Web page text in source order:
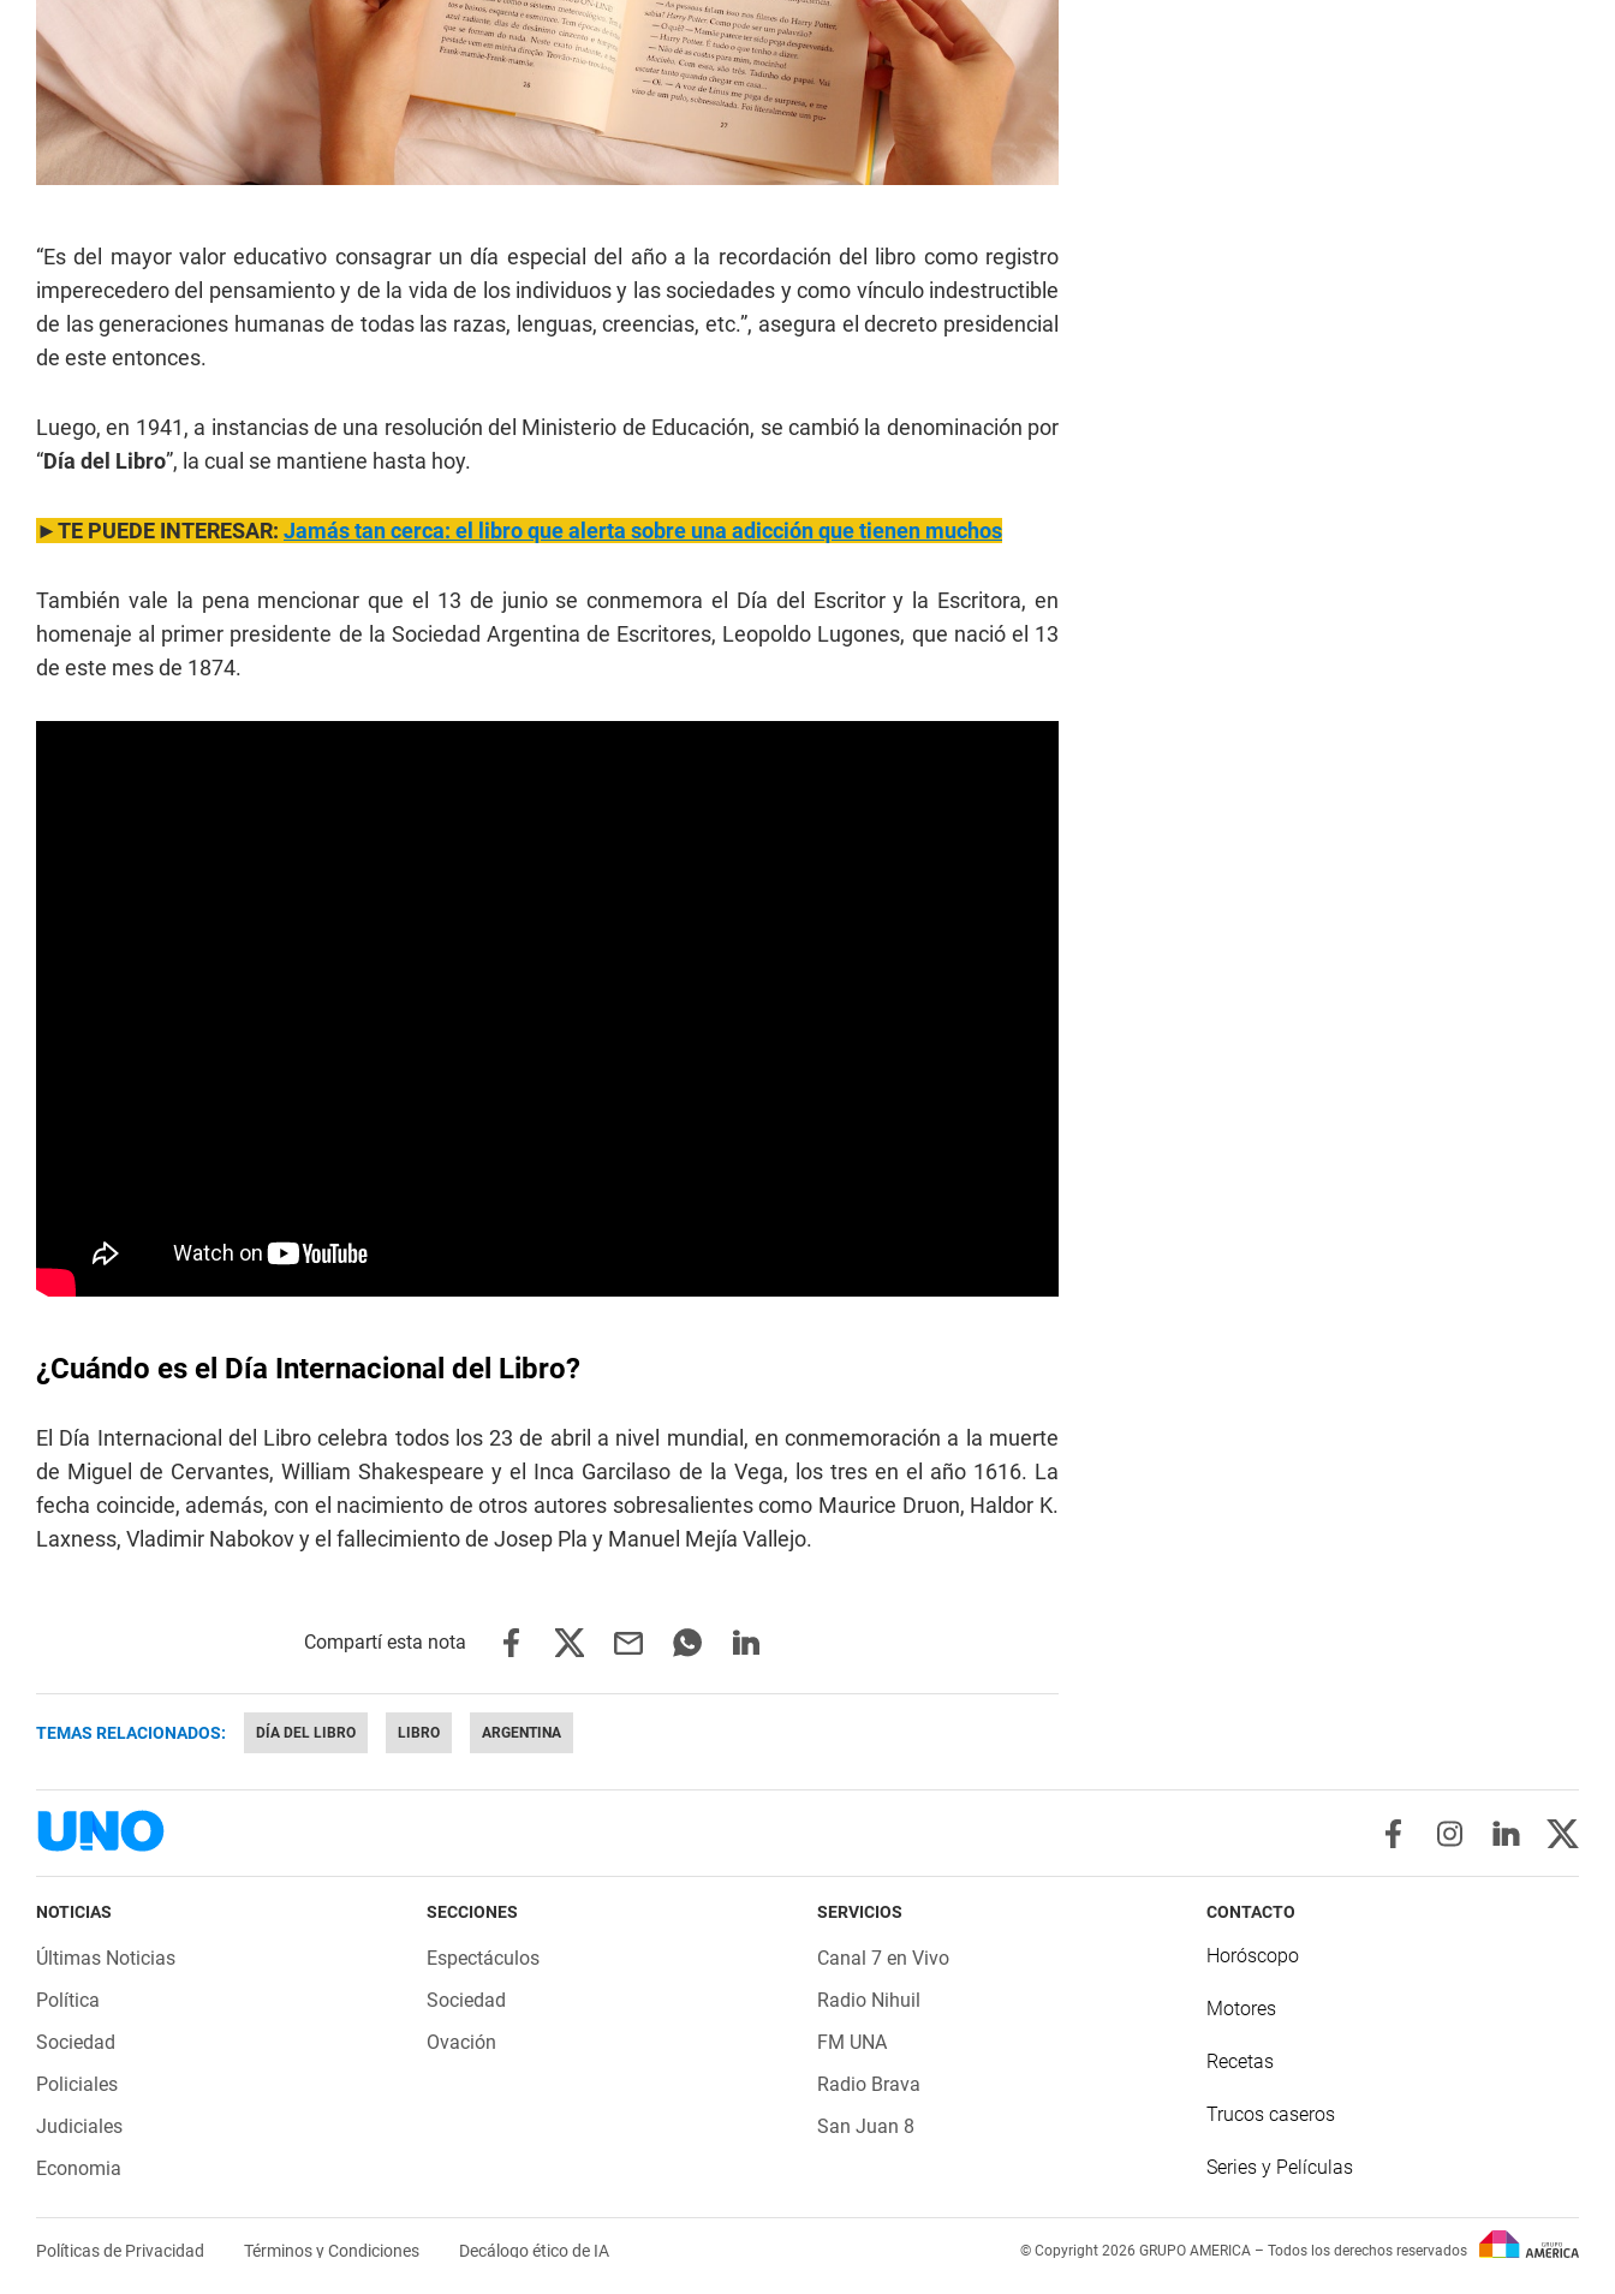
“Es del mayor valor educativo consagrar un día especial del año a la recordación del libro como registro
imperecedero del pensamiento y de la vida de los individuos y las sociedades y como vínculo indestructible
de las generaciones humanas de todas las razas, lenguas, creencias, etc.”, asegura el decreto presidencial
de este entonces.
Luego, en 1941, a instancias de una resolución del Ministerio de Educación, se cambió la denominación por
“Día del Libro”, la cual se mantiene hasta hoy.
►TE PUEDE INTERESAR: Jamás tan cerca: el libro que alerta sobre una adicción que tienen muchos
También vale la pena mencionar que el 13 de junio se conmemora el Día del Escritor y la Escritora, en
homenaje al primer presidente de la Sociedad Argentina de Escritores, Leopoldo Lugones, que nació el 13
de este mes de 1874.
¿Cuándo es el Día Internacional del Libro?
El Día Internacional del Libro celebra todos los 23 de abril a nivel mundial, en conmemoración a la muerte
de Miguel de Cervantes, William Shakespeare y el Inca Garcilaso de la Vega, los tres en el año 1616. La
fecha coincide, además, con el nacimiento de otros autores sobresalientes como Maurice Druon, Haldor K.
Laxness, Vladimir Nabokov y el fallecimiento de Josep Pla y Manuel Mejía Vallejo.
TEMAS RELACIONADOS: DÍA DEL LIBRO LIBRO ARGENTINA
NOTICIAS
Últimas Noticias
Política
Sociedad
Policiales
Judiciales
Economia
SECCIONES
Espectáculos
Sociedad
Ovación
SERVICIOS
Canal 7 en Vivo
Radio Nihuil
FM UNA
Radio Brava
San Juan 8
CONTACTO
Horóscopo
Motores
Recetas
Trucos caseros
Series y Películas
Políticas de Privacidad Términos y Condiciones Decálogo ético de IA © Copyright 2026 GRUPO AMERICA – Todos los derechos reservados